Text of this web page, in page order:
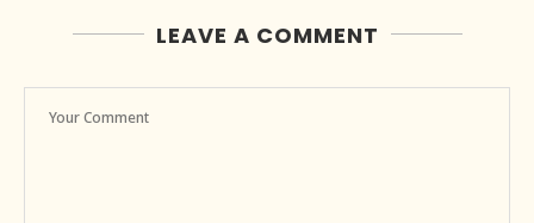
LEAVE A COMMENT